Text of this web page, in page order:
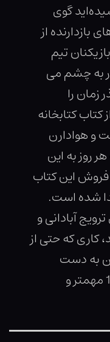
گوی
بازدارنده از
تیم
به چشم می
زمان را
کتابخانه
و هوادارن
روز به این
فروش این کتاب
شده است.
آبادانی و
کاری که حتی از
زرین به دست
رودلف پلامپتون در سال 1921 مهمتر و